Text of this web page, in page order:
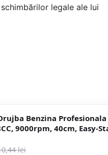
Benzina Profesionala
9000rpm, 40cm, Easy-
lei